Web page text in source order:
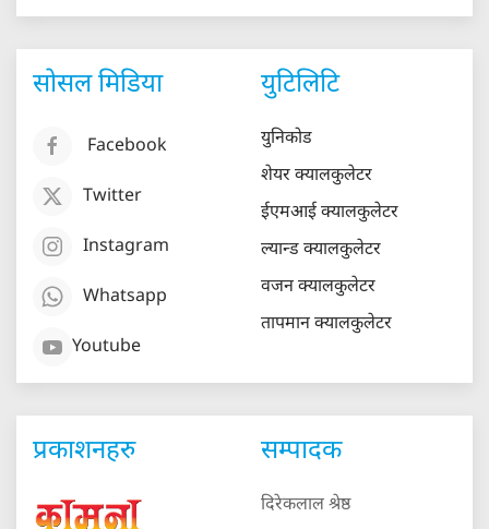
सोसल मिडिया
Facebook
Twitter
Instagram
Whatsapp
Youtube
युटिलिटि
युनिकोड
शेयर क्यालकुलेटर
ईएमआई क्यालकुलेटर
ल्यान्ड क्यालकुलेटर
वजन क्यालकुलेटर
तापमान क्यालकुलेटर
प्रकाशनहरु सम्पादक
दिरेकलाल श्रेष्ठ